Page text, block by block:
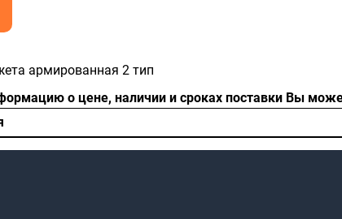
армированная 2 тип
о цене, наличии и сроках поставки Вы